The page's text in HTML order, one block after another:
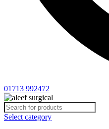
01713 992472
Select category